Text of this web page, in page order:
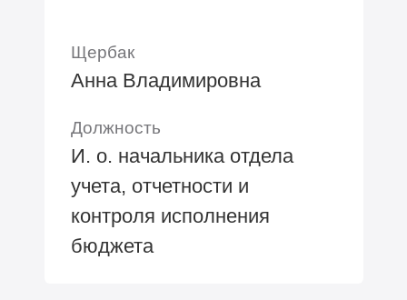
Щербак
Анна Владимировна
Должность
И. о. начальника отдела
учета, отчетности и
контроля исполнения
бюджета